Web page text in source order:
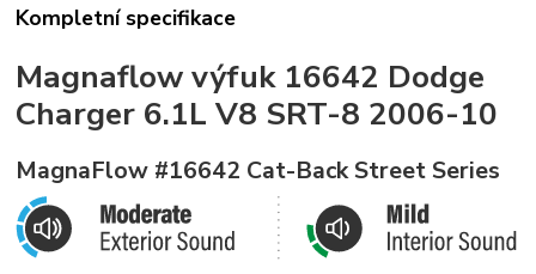
Kompletní specifikace
Magnaflow výfuk 16642 Dodge
Charger 6.1L V8 SRT-8 2006-10
MagnaFlow #16642 Cat-Back Street Series